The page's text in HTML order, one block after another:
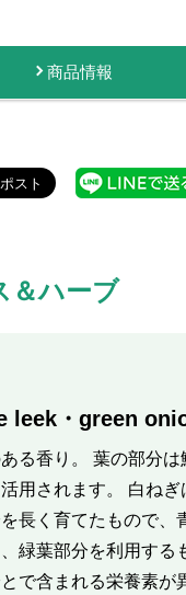
商品情報
商品情報購入する
＆ハーブ
leek・green
る香り。 葉の部分は
用されます。 白ねぎ
長く育てたもので、
緑葉部分を利用する
で含まれる栄養素が